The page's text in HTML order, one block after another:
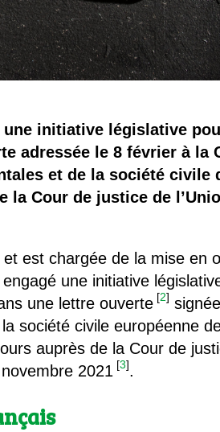
une initiative législative
adressée le 8 février à la
et de la société civile
Cour de justice de
et est chargée de la mise en
une initiative
une lettre ouverte [2]
société civile européenne
auprès de la Cour de
2021 [3].